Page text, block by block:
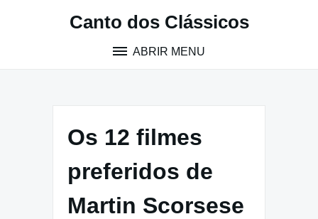
Canto dos Clássicos
ABRIR MENU
Os 12 filmes
preferidos de
Martin Scorsese